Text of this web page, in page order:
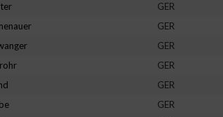
GER
GER
GER
GER
GER
GER